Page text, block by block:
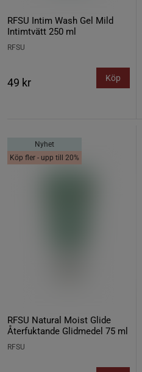
RFSU Intim Wash Gel Mild
Intimtvätt 250 ml
RFSU
49 kr Köp
Nyhet
Köp fler - upp till 20%
RFSU Natural Moist Glide
Återfuktande Glidmedel 75 ml
RFSU